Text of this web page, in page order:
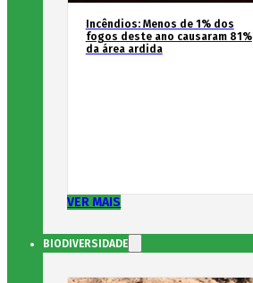
Incêndios: Menos de 1% dos
fogos deste ano causaram 81%
da área ardida
VER MAIS
BIODIVERSIDADE